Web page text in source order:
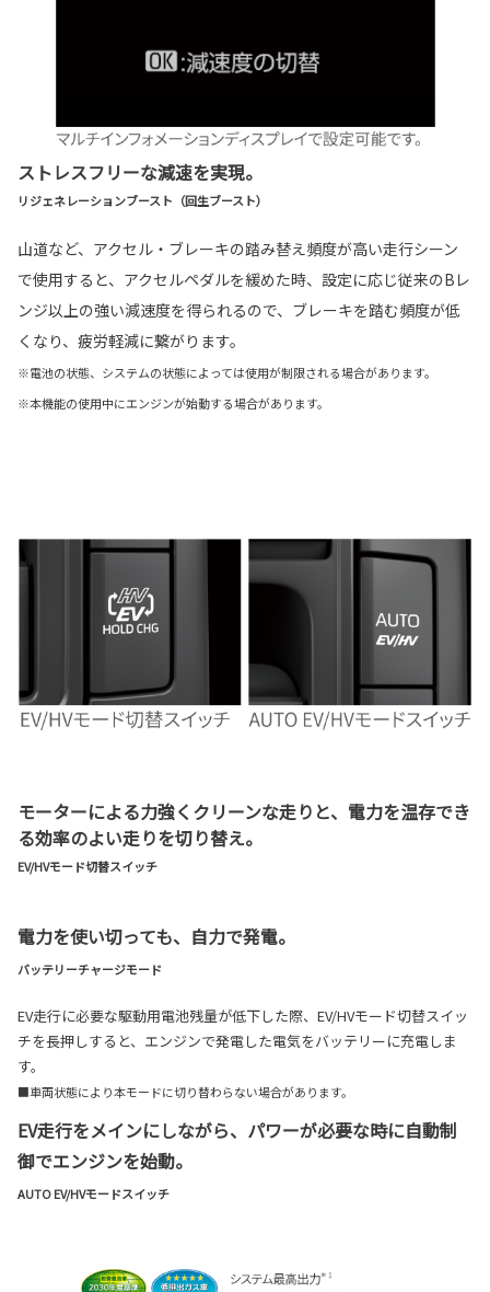
ストレスフリーな減速を実現。
リジェネレーションブースト（回生ブースト）
山道など、アクセル・ブレーキの踏み替え頻度が高い走行シーン
で使用すると、アクセルペダルを緩めた時、設定に応じ従来のBレ
ンジ以上の強い減速度を得られるので、ブレーキを踏む頻度が低
くなり、疲労軽減に繋がります。
※電池の状態、システムの状態によっては使用が制限される場合があります。
※本機能の使用中にエンジンが始動する場合があります。
モーターによる力強くクリーンな走りと、電力を温存でき
る効率のよい走りを切り替え。
EV/HVモード切替スイッチ
電力を使い切っても、自力で発電。
バッテリーチャージモード
EV走行に必要な駆動用電池残量が低下した際、EV/HVモード切替スイッ
チを長押しすると、エンジンで発電した電気をバッテリーに充電しま
す。
■車両状態により本モードに切り替わらない場合があります。
EV走行をメインにしながら、パワーが必要な時に自動制
御でエンジンを始動。
AUTO EV/HVモードスイッチ